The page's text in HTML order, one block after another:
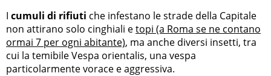
I cumuli di rifiuti che infestano le strade della Capitale
non attirano solo cinghiali etopi (a Roma se ne contano
ormai 7 per ogni abitante), ma anche diversi insetti, tra
cui la temibile Vespa orientalis, una vespa
particolarmente vorace e aggressiva.